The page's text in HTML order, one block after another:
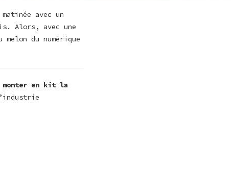
avec un
Alors, avec une
du numérique
monter en kit la